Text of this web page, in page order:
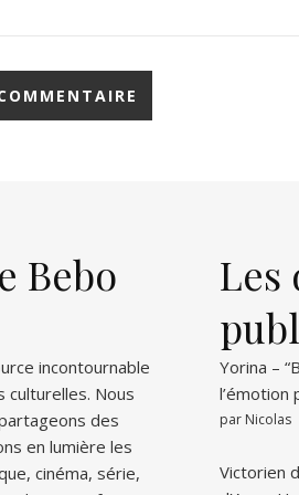
Bebo
incontournable
culturelles. Nous
des
en lumière les
cinéma, série,
Les
Yorina –
l’émotion
par Nicolas
Victorien